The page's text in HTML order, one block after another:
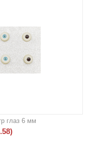
глаз 6 мм
)